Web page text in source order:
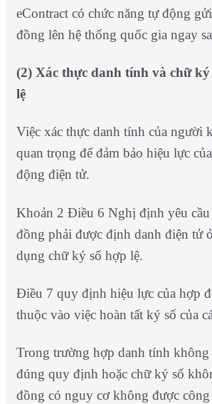
eContract có chức năng tự động
đồng lên hệ thống quốc gia ngay
(2) Xác thực danh tính và chữ
lệ
Việc xác thực danh tính của người
quan trọng để đảm bảo hiệu lực
động điện tử.
Khoản 2 Điều 6 Nghị định yêu
đồng phải được định danh điện tử
dụng chữ ký số hợp lệ.
Điều 7 quy định hiệu lực của hợp
thuộc vào việc hoàn tất ký số của
Trong trường hợp danh tính không
đúng quy định hoặc chữ ký số
đồng có nguy cơ không được